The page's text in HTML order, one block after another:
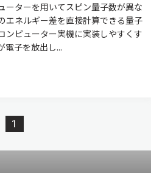
ーターを用いてスピン量子数が異な
エネルギー差を直接計算できる量子
ンピューター実機に実装しやすくす
電子を放出し...
1